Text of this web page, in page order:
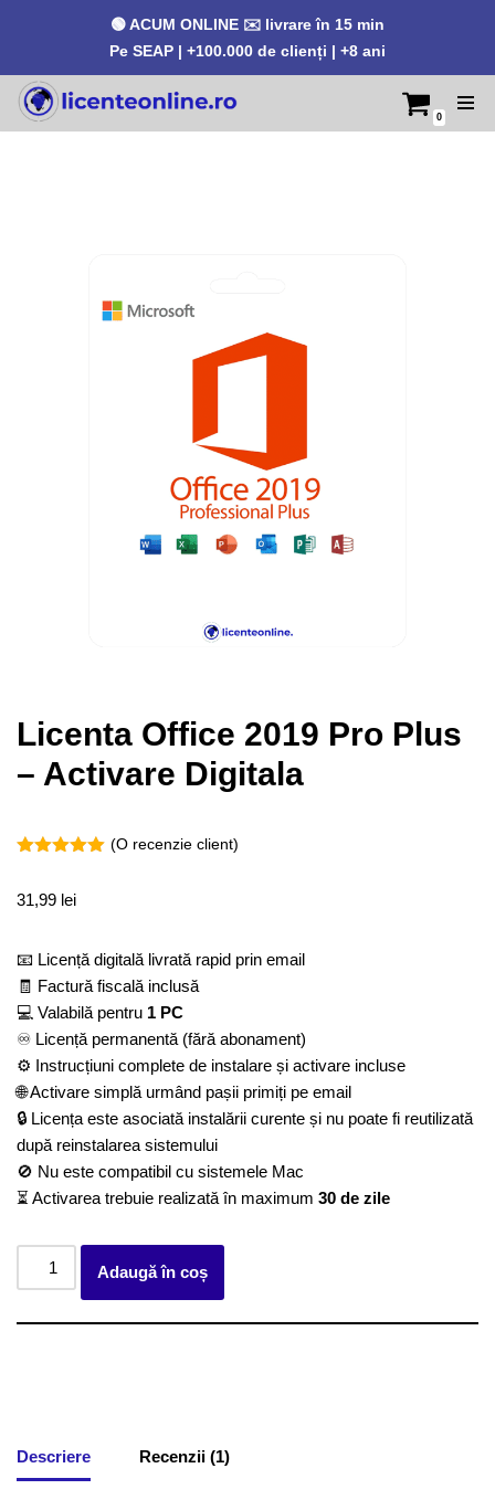
🟢 ACUM ONLINE ✉️ livrare în 15 min
Pe SEAP | +100.000 de clienți | +8 ani
Sari
0
Licenta Office 2019 Pro Plus
– Activare Digitala
pe baza
evaluări
(O recenzie client)
31,99 lei
📧 Licență digitală livrată rapid prin email
🧾 Factură fiscală inclusă
💻 Valabilă pentru 1 PC
♾️ Licență permanentă (fără abonament)
⚙️ Instrucțiuni complete de instalare și activare incluse
🌐 Activare simplă urmând pașii primiți pe email
🔒 Licența este asociată instalării curente și nu poate fi reutilizată
după reinstalarea sistemului
🚫 Nu este compatibil cu sistemele Mac
⏳ Activarea trebuie realizată în maximum 30 de zile
Adaugă în coș
Descriere Recenzii (1)